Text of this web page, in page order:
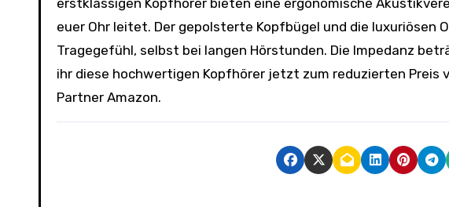
erstklassigen Kopfhörer bieten eine ergonomische
euer Ohr leitet. Der gepolsterte Kopfbügel und die luxuriösen
Tragegefühl, selbst bei langen Hörstunden. Die Impedanz
ihr diese hochwertigen Kopfhörer jetzt zum reduzierten Preis
Partner Amazon.